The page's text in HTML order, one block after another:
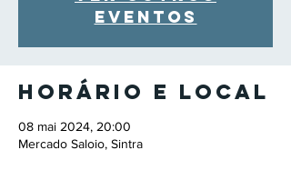
eventos
Horário e local
08 mai 2024, 20:00
Mercado Saloio, Sintra